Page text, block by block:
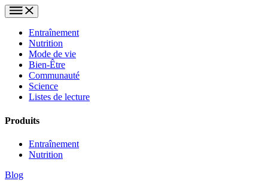
Entraînement
Nutrition
Mode de vie
Bien-Être
Communauté
Science
Listes de lecture
Produits
Entraînement
Nutrition
Blog